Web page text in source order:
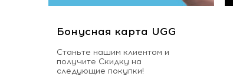
Бонусная карта UGG
Станьте нашим клиентом и
получите Скидку на
следующие покупки!